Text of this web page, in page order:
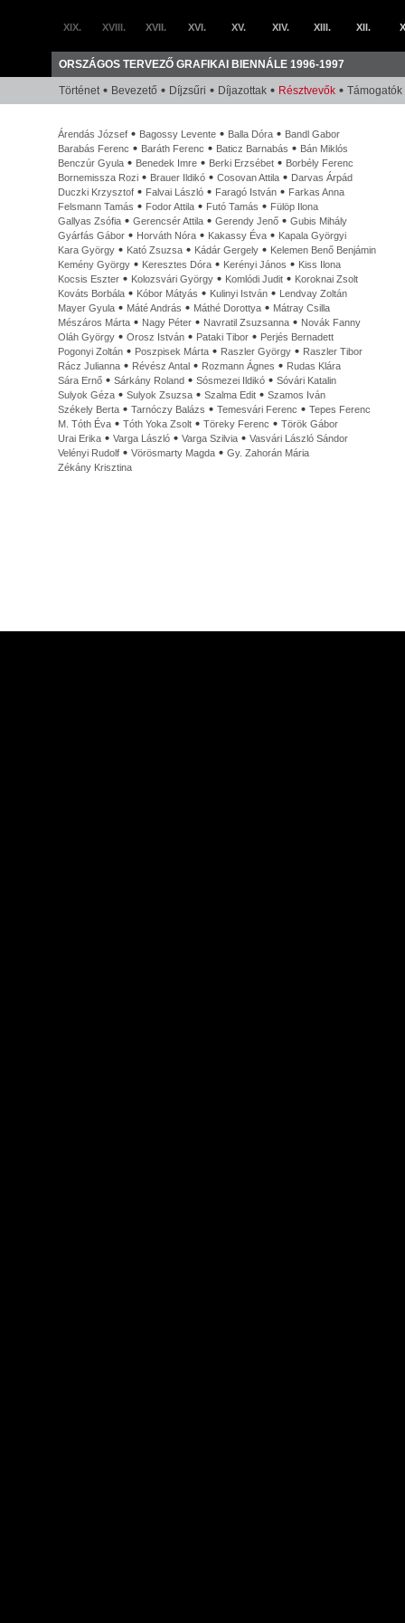
XIX. XVIII. XVII. XVI. XV. XIV. XIII. XII.
Történet Bevezető Díjzsűri Díjazottak Résztvevők Támogatók
Árendás József Bagossy Levente Balla Dóra
Bandl Gabor
Barabás Ferenc
Baráth Ferenc Baticz Barnabás
Bán Miklós
Benczúr Gyula
Benedek Imre Berki Erzsébet
Borbély Ferenc
Bornemissza Rozi
Brauer Ildikó Cosovan Attila
Darvas Árpád
Duczki Krzysztof
Falvai László Faragó István
Farkas Anna
Felsmann Tamás
Fodor Attila Futó Tamás
Fülöp Ilona
Gallyas Zsófia
Gerencsér Attila Gerendy Jenő
Gubis Mihály
Gyárfás Gábor
Horváth Nóra Kakassy Éva
Kapala Györgyi
Kara György
Kató Zsuzsa Kádár Gergely
Kelemen Benő Benjámin
Kemény György
Keresztes Dóra Kerényi János
Kiss Ilona
Kocsis Eszter
Kolozsvári György Komlódi Judit
Koroknai Zsolt
Kováts Borbála
Kóbor Mátyás Kulinyi István
Lendvay Zoltán
Mayer Gyula
Máté András Máthé Dorottya
Mátray Csilla
Mészáros Márta
Nagy Péter Navratil Zsuzsanna
Novák Fanny
Oláh György
Orosz István Pataki Tibor
Perjés Bernadett
Pogonyi Zoltán
Poszpisek Márta Raszler György
Raszler Tibor
Rácz Julianna
Révész Antal Rozmann Ágnes
Rudas Klára
Sára Ernő
Sárkány Roland Sósmezei Ildikó
Sóvári Katalin
Sulyok Géza
Sulyok Zsuzsa Szalma Edit
Szamos Iván
Székely Berta
Tarnóczy Balázs Temesvári Ferenc
Tepes Ferenc
M. Tóth Éva
Tóth Yoka Zsolt Töreky Ferenc
Török Gábor
Urai Erika
Varga László Varga Szilvia
Vasvári László Sándor
Velényi Rudolf
Vörösmarty Magda
Gy. Zahorán Mária
Zékány Krisztina
ORSZÁGOS TERVEZŐ GRAFIKAI BIENNÁLE 1996-1997